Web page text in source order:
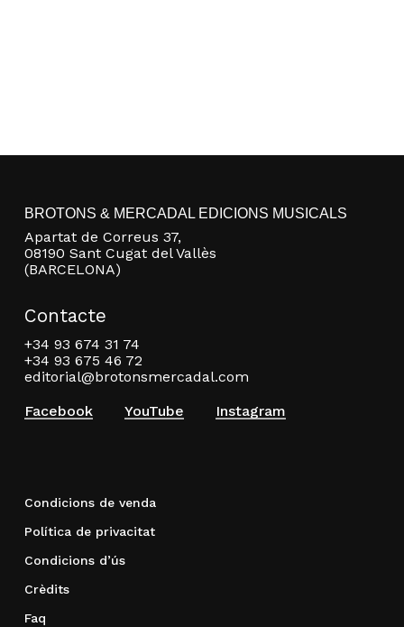
BROTONS & MERCADAL EDICIONS MUSICALS
Apartat de Correus 37,
08190 Sant Cugat del Vallès
(BARCELONA)
Contacte
+34 93 674 31 74
+34 93 675 46 72
editorial@brotonsmercadal.com
Facebook
YouTube Instagram
Condicions de venda
Política de privacitat
Condicions d’ús
Crèdits
Faq